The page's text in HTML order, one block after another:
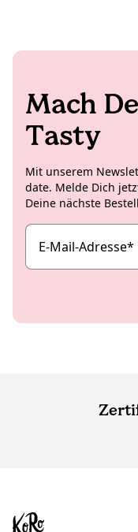
über KoRo-
Italien.
Mach
Tasty
Mit unserem
date. Melde Dich
Deine nächste
E-Mail-Adresse*